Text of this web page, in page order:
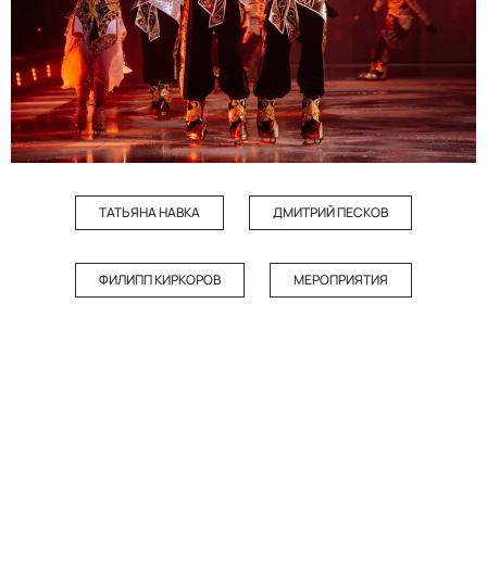
ТАТЬЯНА НАВКА ДМИТРИЙ ПЕСКОВ
ФИЛИПП КИРКОРОВ МЕРОПРИЯТИЯ